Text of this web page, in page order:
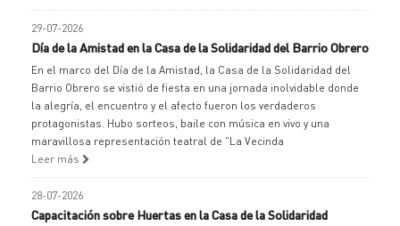
29-07-2026
Día de la Amistad en la Casa de la Solidaridad del Barrio Obrero
En el marco del Día de la Amistad, la Casa de la Solidaridad del
Barrio Obrero se vistió de fiesta en una jornada inolvidable donde
la alegría, el encuentro y el afecto fueron los verdaderos
protagonistas. Hubo sorteos, baile con música en vivo y una
maravillosa representación teatral de "La Vecinda
Leer más
28-07-2026
Capacitación sobre Huertas en la Casa de la Solidaridad